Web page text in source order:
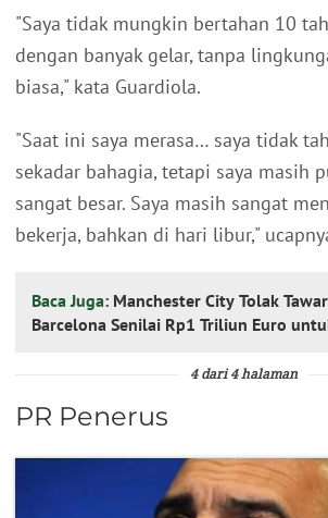
"Saya tidak mungkin bertahan 10
dengan banyak gelar, tanpa
biasa," kata Guardiola.
"Saat ini saya merasa… saya tidak
sekadar bahagia, tetapi saya masih
sangat besar. Saya masih sangat
bekerja, bahkan di hari libur,"
Baca Juga: Manchester City Tolak
Barcelona Senilai Rp1 Triliun Euro
4 dari 4 halaman
PR Penerus